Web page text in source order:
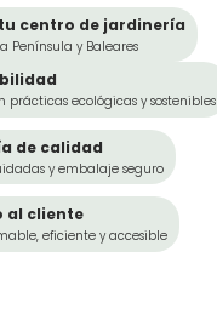
centro de jardinería
Península y Baleares
prácticas ecológicas y sostenibles
de calidad
y embalaje seguro
al cliente
eficiente y accesible